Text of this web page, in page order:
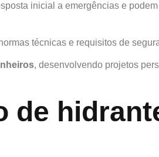
inicial a emergências e
técnicas e requisitos de
, desenvolvendo projetos
de